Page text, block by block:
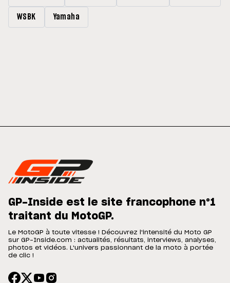
WSBK Yamaha
GP-Inside est le site francophone n°1
traitant du MotoGP.
Le MotoGP à toute vitesse ! Découvrez l'intensité du Moto GP
sur GP-Inside.com : actualités, résultats, interviews, analyses,
photos et vidéos. L'univers passionnant de la moto à portée
de clic !